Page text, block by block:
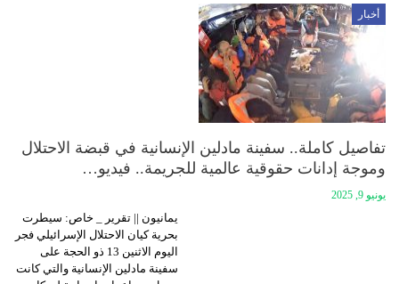
أخبار
تفاصيل كاملة.. سفينة مادلين الإنسانية في قبضة الاحتلال
وموجة إدانات حقوقية عالمية للجريمة.. فيديو…
يونيو 9, 2025
يمانيون || تقرير _ خاص: سيطرت
بحرية كيان الاحتلال الإسرائيلي فجر
اليوم الاثنين 13 ذو الحجة على
سفينة مادلين الإنسانية والتي كانت